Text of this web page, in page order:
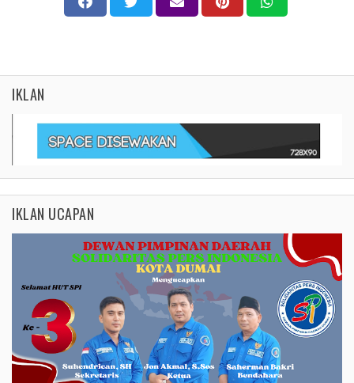
IKLAN
IKLAN UCAPAN